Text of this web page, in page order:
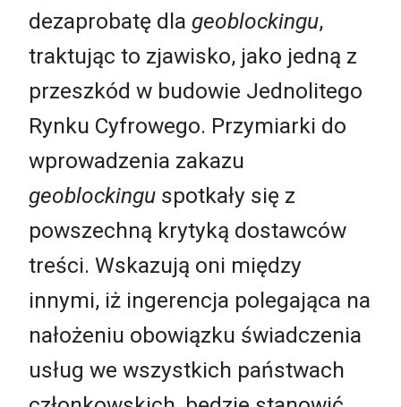
dezaprobatę dla geoblockingu,
traktując to zjawisko, jako jedną z
przeszkód w budowie Jednolitego
Rynku Cyfrowego. Przymiarki do
wprowadzenia zakazu
geoblockingu spotkały się z
powszechną krytyką dostawców
treści. Wskazują oni między
innymi, iż ingerencja polegająca na
nałożeniu obowiązku świadczenia
usług we wszystkich państwach